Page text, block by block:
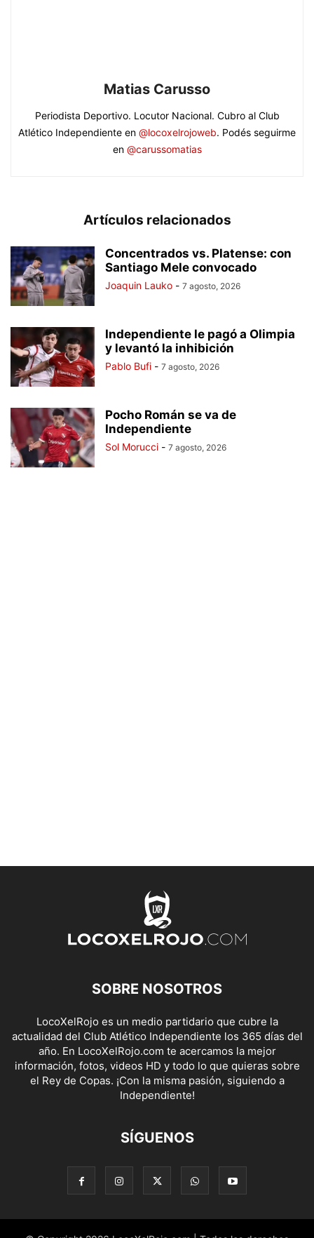
Matias Carusso
Periodista Deportivo. Locutor Nacional. Cubro al Club
Atlético Independiente en @locoxelrojoweb. Podés seguirme
en @carussomatias
Artículos relacionados
Concentrados vs. Platense: con
Santiago Mele convocado
Joaquin Lauko - 7 agosto, 2026
Independiente le pagó a Olimpia
y levantó la inhibición
Pablo Bufi - 7 agosto, 2026
Pocho Román se va de
Independiente
Sol Morucci - 7 agosto, 2026
SOBRE NOSOTROS
LocoXelRojo es un medio partidario que cubre la
actualidad del Club Atlético Independiente los 365 días del
año. En LocoXelRojo.com te acercamos la mejor
información, fotos, videos HD y todo lo que quieras sobre
el Rey de Copas. ¡Con la misma pasión, siguiendo a
Independiente!
SÍGUENOS